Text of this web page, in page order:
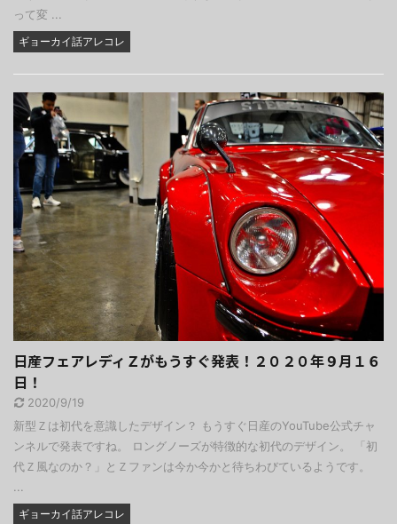
って変 ...
ギョーカイ話アレコレ
日産フェアレディＺがもうすぐ発表！２０２０年９月１６
日！
2020/9/19
新型Ｚは初代を意識したデザイン？ もうすぐ日産のYouTube公式チャ
ンネルで発表ですね。 ロングノーズが特徴的な初代のデザイン。 「初
代Ｚ風なのか？」とＺファンは今か今かと待ちわびているようです。
...
ギョーカイ話アレコレ